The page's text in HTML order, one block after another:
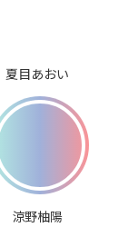
夏目あおい
涼野柚陽